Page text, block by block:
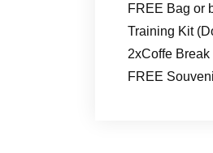
FREE Bag or
Training Kit
2xCoffe
FREE